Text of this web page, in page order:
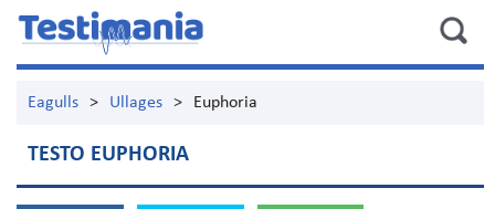
Eagulls > Ullages > Euphoria
TESTO EUPHORIA